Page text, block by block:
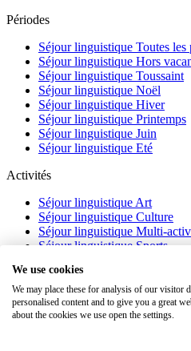
Périodes
Séjour linguistique Toutes les
Séjour linguistique Hors
Séjour linguistique Toussaint
Séjour linguistique Noël
Séjour linguistique Hiver
Séjour linguistique Printemps
Séjour linguistique Juin
Séjour linguistique Eté
Activités
Séjour linguistique Art
Séjour linguistique Culture
Séjour linguistique Multi-
Séjour linguistique Sports
À propos
FAQ
We use cookies
We may place these for analysis of our visitor
personalised content and to give you a great
about the cookies we use open the settings.